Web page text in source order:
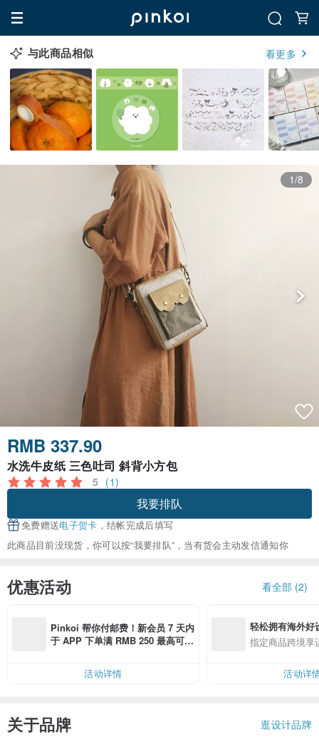
与此商品相似 看更多
1/8
RMB 337.90
水洗牛皮纸 三色吐司 斜背小方包
5 (1)
我要排队
免费赠送电子贺卡 ，结帐完成后填写
此商品目前没现货，你可以按“我要排队”，当有货会主动发信通知你
优惠活动 看全部 (2)
Pinkoi 帮你付邮费！新会员 7 天内
于 APP 下单满 RMB 250 最高可折
活动详情
轻松拥有海外好
指定商品跨境享
活动详
关于品牌 逛设计品牌